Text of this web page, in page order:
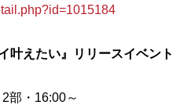
えたい』リリースイベント
部・16:00～